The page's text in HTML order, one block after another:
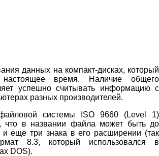
данных на компакт-дисках, который
время. Наличие общего
успешно считывать информацию с
разных производителей.
системы ISO 9660 (Level 1)
что в названии файла может быть до
еще три знака в его расширении (так
8.3, который использовался в
DOS).